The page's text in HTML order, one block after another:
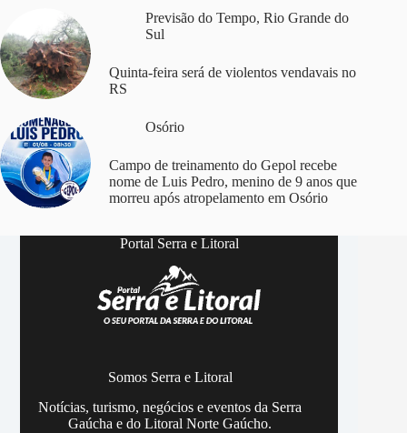
Previsão do Tempo, Rio Grande do
Sul
Quinta-feira será de violentos vendavais no
RS
Osório
Campo de treinamento do Gepol recebe
nome de Luis Pedro, menino de 9 anos que
morreu após atropelamento em Osório
Portal Serra e Litoral
Somos Serra e Litoral
Notícias, turismo, negócios e eventos da Serra
Gaúcha e do Litoral Norte Gaúcho.